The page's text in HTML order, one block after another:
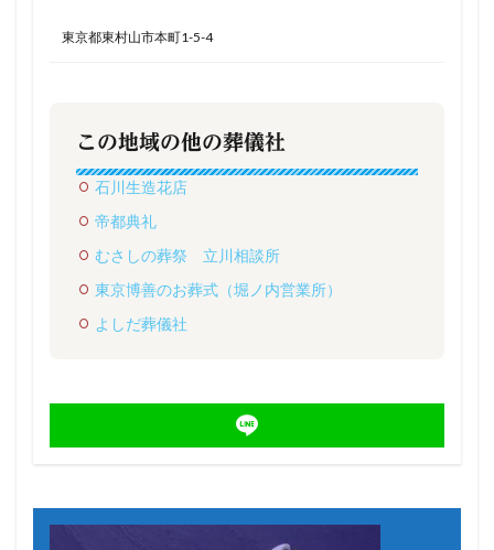
東京都東村山市本町1-5-4
この地域の他の葬儀社
石川生造花店
帝都典礼
むさしの葬祭 立川相談所
東京博善のお葬式（堀ノ内営業所）
よしだ葬儀社